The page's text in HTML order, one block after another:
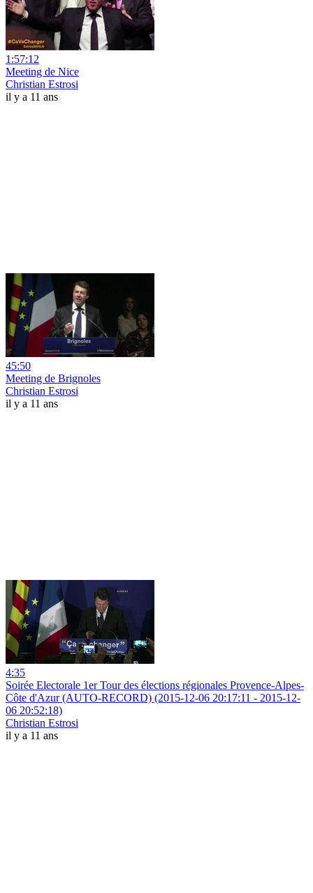
1:57:12
Meeting de Nice
Christian Estrosi
il y a 11 ans
45:50
Meeting de Brignoles
Christian Estrosi
il y a 11 ans
4:35
Soirée Electorale 1er Tour des élections régionales Provence-Alpes-
Côte d'Azur (AUTO-RECORD) (2015-12-06 20:17:11 - 2015-12-
06 20:52:18)
Christian Estrosi
il y a 11 ans